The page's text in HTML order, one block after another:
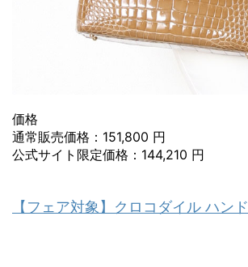
価格
通常販売価格：151,800 円
公式サイト限定価格：144,210 円
【フェア対象】クロコダイル ハン